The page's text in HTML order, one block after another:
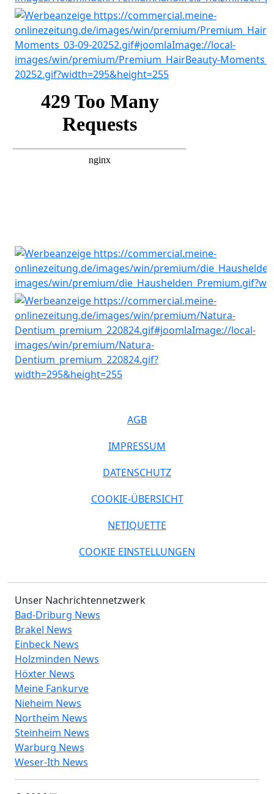
AGB
IMPRESSUM
DATENSCHUTZ
COOKIE-ÜBERSICHT
NETIQUETTE
COOKIE EINSTELLUNGEN
Unser Nachrichtennetzwerk
Bad-Driburg News
Brakel News
Einbeck News
Holzminden News
Höxter News
Meine Fankurve
Nieheim News
Northeim News
Steinheim News
Warburg News
Weser-Ith News